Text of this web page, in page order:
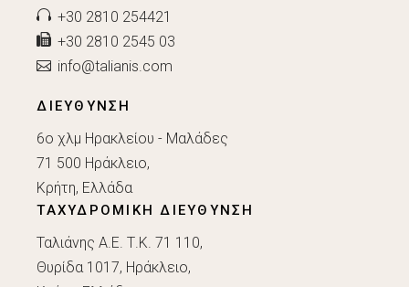
+30 2810 254421
+30 2810 2545 03
info@talianis.com
ΔΙΕΥΘΥΝΣΗ
6ο χλμ Ηρακλείου - Μαλάδες
71 500 Ηράκλειο,
Κρήτη, Ελλάδα
ΤΑΧΥΔΡΟΜΙΚΗ ΔΙΕΥΘΥΝΣΗ
Ταλιάνης Α.Ε. Τ.Κ. 71 110,
Θυρίδα 1017, Ηράκλειο,